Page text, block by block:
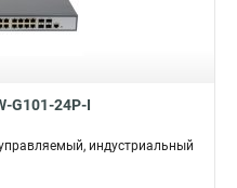
G101-24P-I
индустриальный